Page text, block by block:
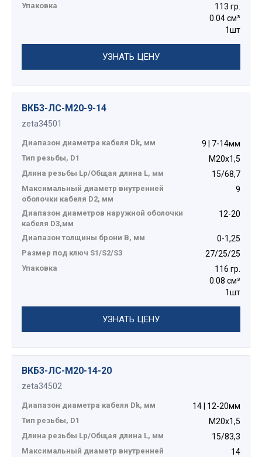
Упаковка
113 гр.
0.04 см³
1шт
УЗНАТЬ ЦЕНУ
ВКБ3-ЛС-M20-9-14
zeta34501
Диапазон диаметра кабеля Dk, мм 9 | 7-14мм
Тип резьбы, D1 М20х1,5
Длина резьбы Lp/Общая длина L, мм 15/68,7
Максимальный диаметр внутренней
оболочки кабеля D2, мм
9
Диапазон диаметров наружной оболочки
кабеля D3,мм
12-20
Диапазон толщины брони В, мм 0-1,25
Размер под ключ S1/S2/S3 27/25/25
Упаковка
116 гр.
0.08 см³
1шт
УЗНАТЬ ЦЕНУ
ВКБ3-ЛС-M20-14-20
zeta34502
Диапазон диаметра кабеля Dk, мм 14 | 12-20мм
Тип резьбы, D1 М20х1,5
Длина резьбы Lp/Общая длина L, мм 15/83,3
Максимальный диаметр внутренней
14